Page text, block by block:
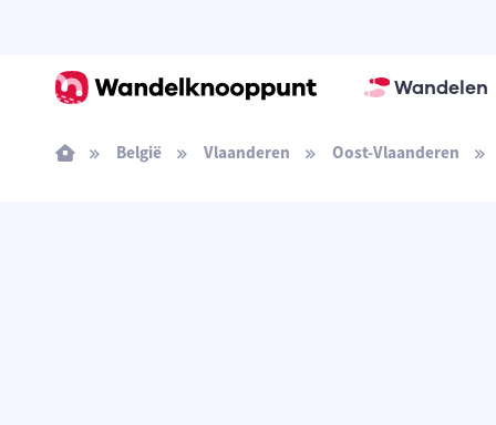
Wandelen
België Vlaanderen Oost-Vlaanderen